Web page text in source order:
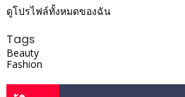
ดูโปรไฟล์ทั้งหมดของฉัน
Tags
Beauty
Fashion